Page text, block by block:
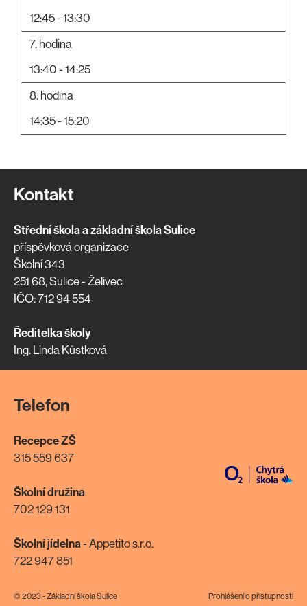
12:45 - 13:30
7. hodina
13:40 - 14:25
8. hodina
14:35 - 15:20
Kontakt
Střední škola a základní škola Sulice
příspěvková organizace
Školní 343
251 68, Sulice - Želivec
IČO: 712 94 554
Ředitelka školy
Ing. Linda Kůstková
Telefon
Recepce ZŠ
315 559 637
Školní družina
702 129 131
Školní jídelna- Appetito s.r.o.
722 947 851
© 2023 - Základní škola Sulice Prohlášení o přístupnosti